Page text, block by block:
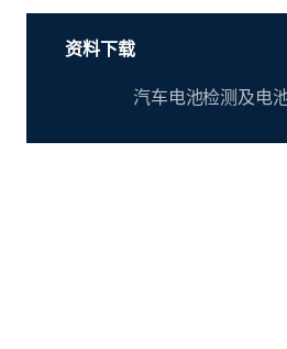
资料下载
汽车电池检测及电